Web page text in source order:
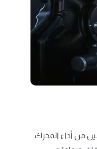
من أداء المحرك